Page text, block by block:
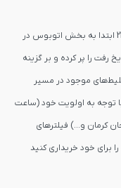
برای خرید بلیط اتوبوس رفسنجان کرمان از قاصدک24 ابتدا به بخش اتوبوس در
رفت را پر کرده و بر گزینه
موجود در مسیر
توجه به اولویت خود (ساعت
کرمان و...) فیلترهای
را برای خود خریداری کنید